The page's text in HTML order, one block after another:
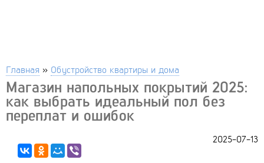
Главная » Обустройство квартиры и дома
Магазин напольных покрытий 2025:
как выбрать идеальный пол без
переплат и ошибок
2025-07-13